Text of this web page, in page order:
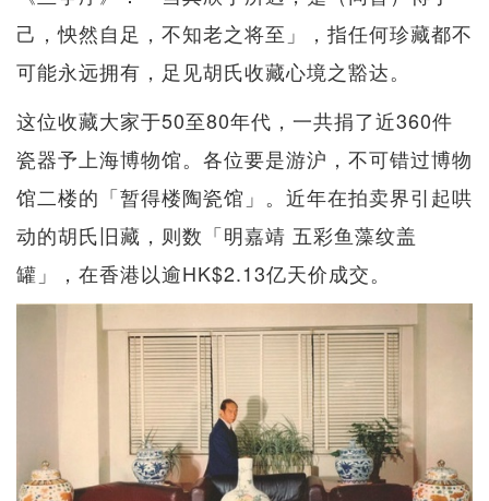
己，怏然自足，不知老之将至」，指任何珍藏都不
可能永远拥有，足见胡氏收藏心境之豁达。
这位收藏大家于50至80年代，一共捐了近360件
瓷器予上海博物馆。各位要是游沪，不可错过博物
馆二楼的「暂得楼陶瓷馆」。近年在拍卖界引起哄
动的胡氏旧藏，则数「明嘉靖 五彩鱼藻纹盖
罐」，在香港以逾HK$2.13亿天价成交。